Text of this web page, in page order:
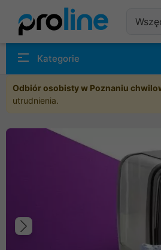
Kategorie
Odbiór osobisty w Poznaniu
utrudnienia.
Poprzedni